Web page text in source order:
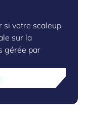
si votre scaleup
sur la
gérée par